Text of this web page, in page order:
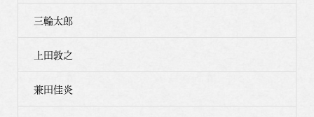
三輪太郎
上田敦之
兼田佳炎